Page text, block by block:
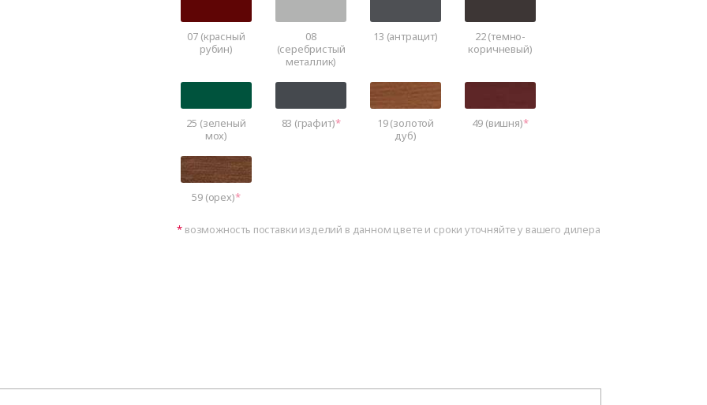
07 (красный
рубин)
08
(серебристый
металлик)
13 (антрацит)
22 (темно-
коричневый)
25 (зеленый
мох)
83 (графит)
19 (золотой
дуб)
49 (вишня)
59 (орех)
возможность поставки изделий в данном цвете и сроки уточняйте у вашего дилера